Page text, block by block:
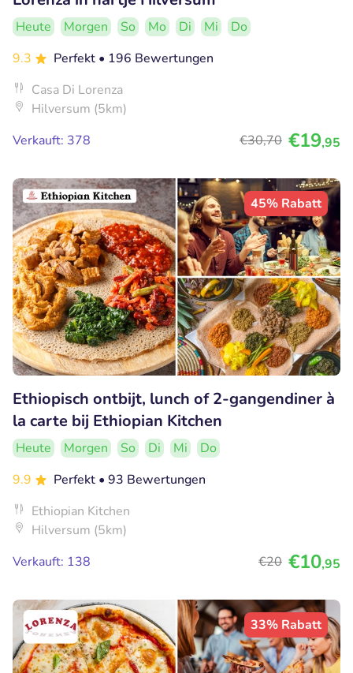
Heute Morgen So Mo Di Mi
Do
9.3
Perfekt • 196 Bewertungen
Casa Di Lorenza
Hilversum (5km)
Verkauft: 378
€30,70 €19,95
45% Rabatt
Ethiopisch ontbijt, lunch of 2-gangendiner à
la carte bij Ethiopian Kitchen
Heute Morgen So Di Mi
Do
9.9
Perfekt • 93 Bewertungen
Ethiopian Kitchen
Hilversum (5km)
Verkauft: 138
€20 €10,95
33% Rabatt